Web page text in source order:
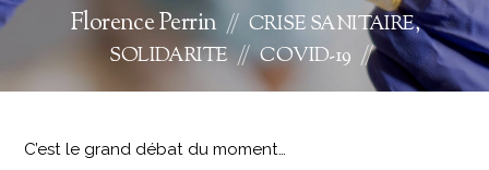
Florence Perrin CRISE SANITAIRE,
SOLIDARITE
COVID-19
C’est le grand débat du moment…